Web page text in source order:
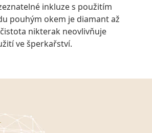
inkluze s použitím
pouhým okem je diamant až
nikterak neovlivňuje
ve šperkařství.